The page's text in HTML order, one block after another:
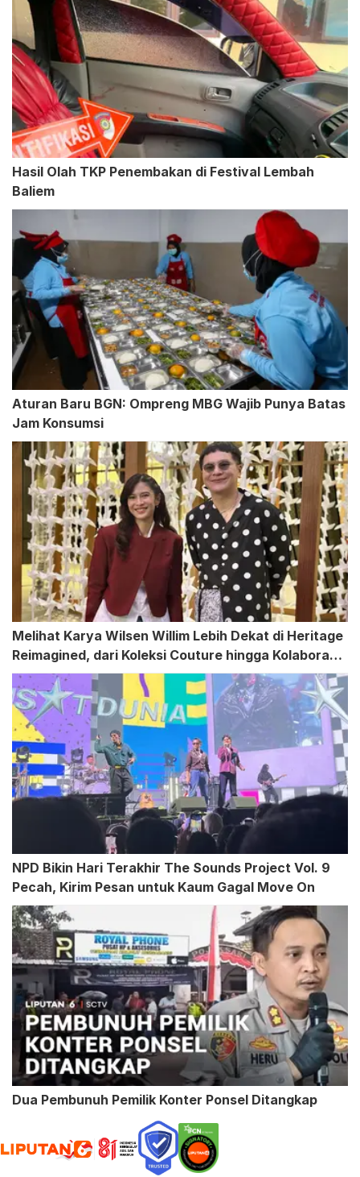
Hasil Olah TKP Penembakan di Festival Lembah
Baliem
Aturan Baru BGN: Ompreng MBG Wajib Punya Batas
Jam Konsumsi
Melihat Karya Wilsen Willim Lebih Dekat di Heritage
Reimagined, dari Koleksi Couture hingga Kolaborasi
Dian Sastrowardoyo
NPD Bikin Hari Terakhir The Sounds Project Vol. 9
Pecah, Kirim Pesan untuk Kaum Gagal Move On
Dua Pembunuh Pemilik Konter Ponsel Ditangkap